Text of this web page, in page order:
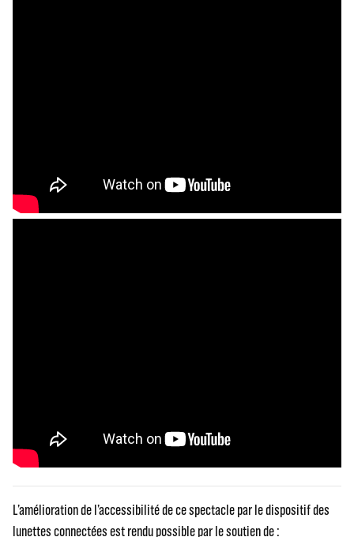
L’amélioration de l’accessibilité de ce spectacle par le dispositif des
lunettes connectées est rendu possible par le soutien de :